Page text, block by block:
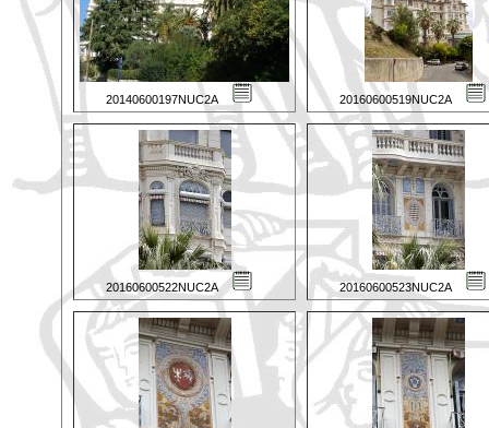
20140600197NUC2A 20160600519NUC2A
20160600522NUC2A 20160600523NUC2A